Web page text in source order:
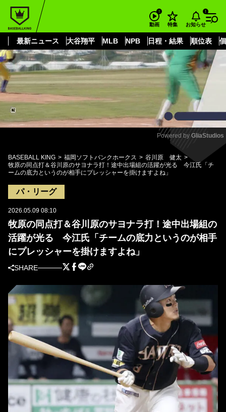
動画 特集 お知らせ
最新ニュース 大谷翔平 MLB NPB 日程・結果 順位表
もっと見る
Mute
Powered by GliaStudios
BASEBALL KING 福岡ソフトバンクホークス
谷川原 健太
牧原の同点打＆谷川原のサヨナラ打！途中出場組の活躍が光る 今江氏「チ
ームの底力というのが相手にプレッシャーを掛けますよね」
パ・リーグ
2026.05.09 08:10
牧原の同点打＆谷川原のサヨナラ打！途中出場組の
活躍が光る 今江氏「チームの底力というのが相手
にプレッシャーを掛けますよね」
SHARE